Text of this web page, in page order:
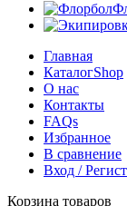
Главная
КаталогShop
О нас
Контакты
FAQs
Избранное
В сравнение
Вход /
Корзина товаров